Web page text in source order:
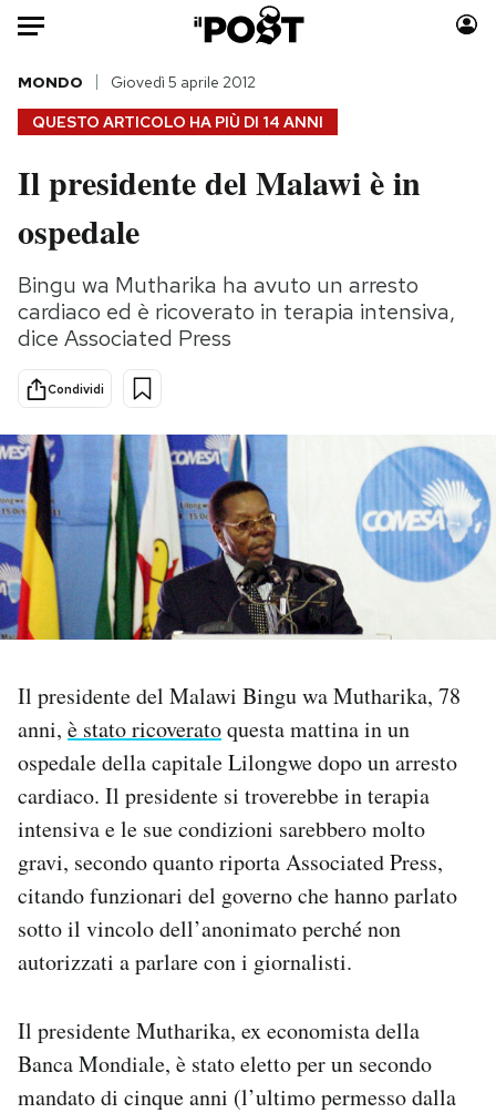
Auto
HOME
Italia
Politica
Tecnologia
Internet
Scienza
Cultura
Economia
Sport
Moda
Storie/Idee
Ok Boomer!
Mondiali calcio 2026
PODCAST
NEWSLETTER
I MIEI PREFERITI
SHOP
CALENDARIO
AREA PERSONALE
Area Personale
Regala il Post
Hai bisogno di aiuto?
Esci
QUESTO ARTICOLO HA PIÙ DI 14 ANNI
MONDO Giovedì 5 aprile 2012
Il presidente del Malawi è in
ospedale
Bingu wa Mutharika ha avuto un arresto
cardiaco ed è ricoverato in terapia intensiva,
dice Associated Press
Condividi
Il presidente del Malawi Bingu wa Mutharika, 78
anni, è stato ricoveratoquesta mattina in un
ospedale della capitale Lilongwe dopo un arresto
cardiaco. Il presidente si troverebbe in terapia
intensiva e le sue condizioni sarebbero molto
gravi, secondo quanto riporta Associated Press,
citando funzionari del governo che hanno parlato
sotto il vincolo dell’anonimato perché non
autorizzati a parlare con i giornalisti.
Il presidente Mutharika, ex economista della
Banca Mondiale, è stato eletto per un secondo
mandato di cinque anni (l’ultimo permesso dalla